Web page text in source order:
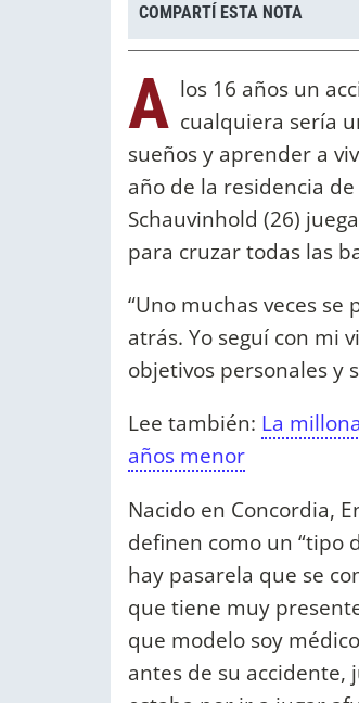
COMPARTÍ ESTA NOTA
A los 16 años un
cualquiera sería
sueños y aprender a
año de la residencia
Schauvinhold (26)
para cruzar todas las
“Uno muchas veces se
atrás. Yo seguí con mi
objetivos personales y
Lee también: La
años menor
Nacido en Concordia,
definen como un “tipo
hay pasarela que se
que tiene muy
que modelo soy
antes de su accidente,